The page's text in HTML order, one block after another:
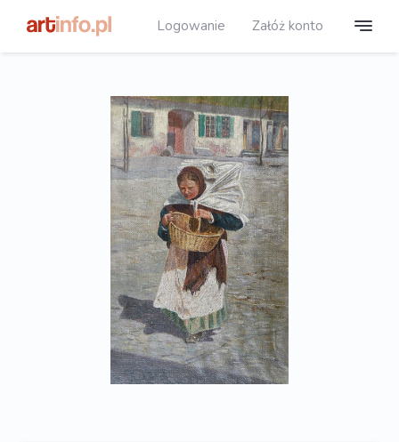
Logowanie Załóż konto